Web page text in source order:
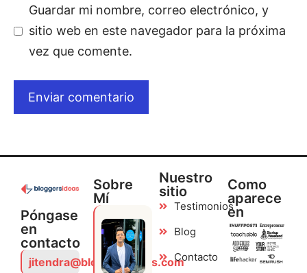
Guardar mi nombre, correo electrónico, y
sitio web en este navegador para la próxima
vez que comente.
Póngase
en
contacto
jitendra@bloggersideas.com
Sobre
Mí
Nuestro
sitio
Testimonios
Blog
Contacto
Como
aparece
en